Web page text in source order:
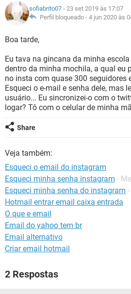
GUIA DE COMPRAS
OUTLOOK EXCEL
INSTAGRAM
GUIA DE COMPRAS
CELULAR
GUIA DE COMPRAS
GLOSSÁRIO
JOGOS
CELULAR
OUTLOOK
INSTAGRAM
GUIA DE COMPRAS
sofiabrito07 - 23 set 2019 às 17:07
Perfil bloqueado - 4 jun 2020 às
Boa tarde,
Eu tava na gincana da minha
dentro da minha mochila, a qual eu
no insta com quase 300 seguidores
Esqueci o e-mail e senha dele, mas
usuário... Eu sincronizei-o com o
logar? Tô com o celular de minha
Share
Veja também:
Esqueci o email do instagram
Esqueci minha senha instagram -
Esqueci minha senha do instagram
Hotmail entrar email caixa entrada
O que e email
Email do yahoo tem br
Email alternativo
Criar email hotmail
2 Respostas